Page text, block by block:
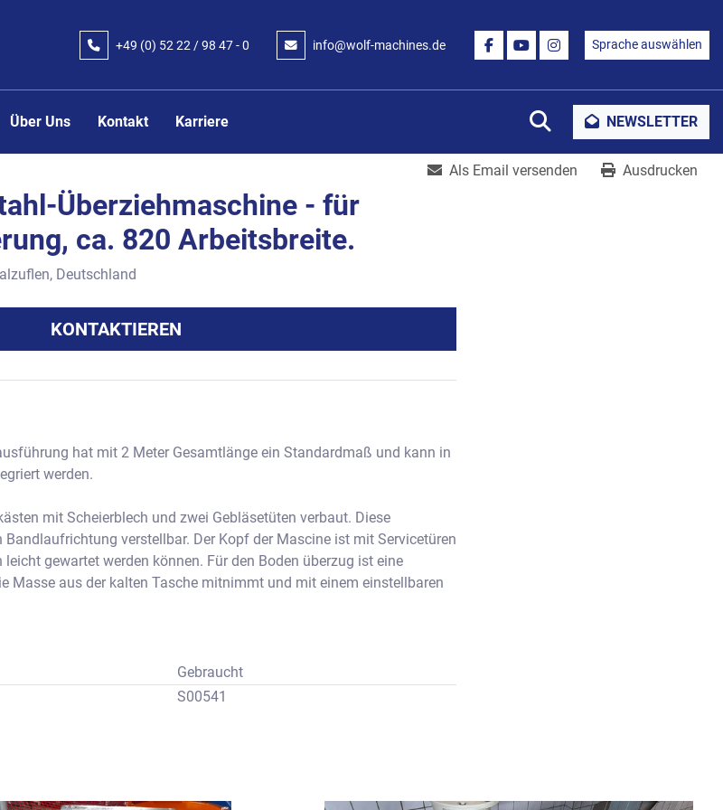
+49 (0) 52 22 / 98 47 - 0 info@wolf-machines.de
FACEBOOK
YOUTUBEINSTAGRAM
Sprache auswählen
Über Uns Kontakt Karriere SucheNEWSLETTER
Als Email versenden Ausdrucken
Überziehmaschine - für
ca. 820 Arbeitsbreite.
Deutschland
KONTAKTIEREN
hat mit 2 Meter Gesamtlänge ein Standardmaß und kann in
werden.
mit Scheierblech und zwei Gebläsetüten verbaut. Diese
verstellbar. Der Kopf der Mascine ist mit Servicetüren
gewartet werden können. Für den Boden überzug ist eine
Masse aus der kalten Tasche mitnimmt und mit einem einstellbaren
Es kann ein Voll- oder Bodenüberzug eingestellt werden. Im
in zwei Sektionen unterteilt und kann somit einen Massewechsel
ist ein ausfahrbarer Massewagen mit Mischschnecke
Gebraucht
S00541